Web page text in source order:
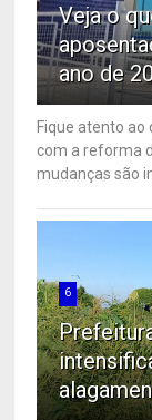
Veja o
ano de
Fique atento ao
com a reforma
mudanças são
6